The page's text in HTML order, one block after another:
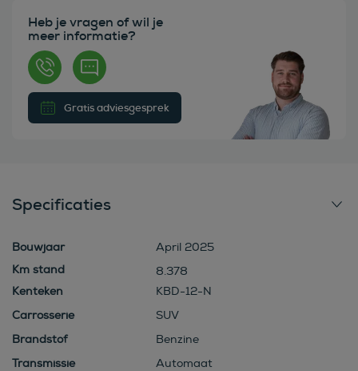
Heb je vragen of wil je
meer informatie?
Gratis adviesgesprek
Specificaties
Bouwjaar
April 2025
8.378
Kenteken
KBD-12-N
Carrosserie
SUV
Brandstof
Benzine
Transmissie
Automaat